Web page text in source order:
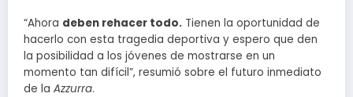
“Ahora deben rehacer todo. Tienen la oportunidad de
hacerlo con esta tragedia deportiva y espero que den
la posibilidad a los jóvenes de mostrarse en un
momento tan difícil”, resumió sobre el futuro inmediato
de la Azzurra.